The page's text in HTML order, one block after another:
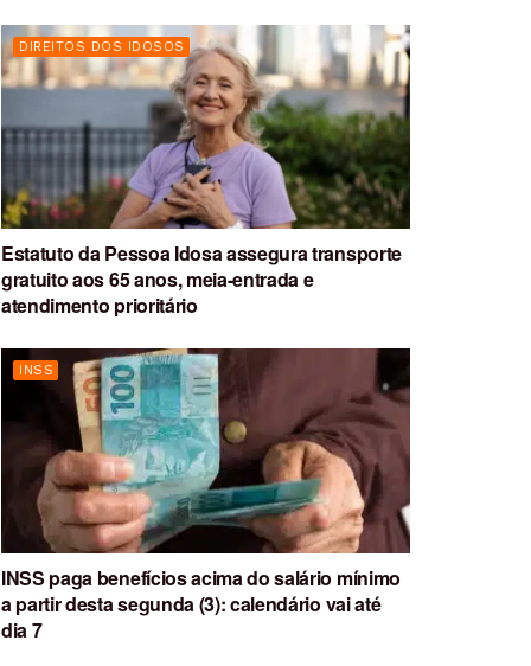
DIREITOS DOS IDOSOS
Estatuto da Pessoa Idosa assegura transporte
gratuito aos 65 anos, meia-entrada e
atendimento prioritário
INSS
INSS paga benefícios acima do salário mínimo
a partir desta segunda (3): calendário vai até
dia 7